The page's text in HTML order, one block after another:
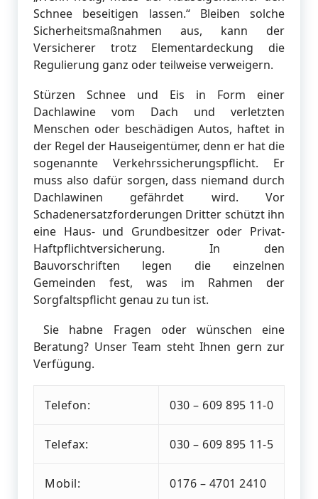
Schnee beseitigen lassen.“ Bleiben solche
Sicherheitsmaßnahmen aus, kann der
Versicherer trotz Elementardeckung die
Regulierung ganz oder teilweise verweigern.
Stürzen Schnee und Eis in Form einer
Dachlawine vom Dach und verletzten
Menschen oder beschädigen Autos, haftet in
der Regel der Hauseigentümer, denn er hat die
sogenannte Verkehrssicherungspflicht. Er
muss also dafür sorgen, dass niemand durch
Dachlawinen gefährdet wird. Vor
Schadenersatzforderungen Dritter schützt ihn
eine Haus- und Grundbesitzer oder Privat-
Haftpflichtversicherung. In den
Bauvorschriften legen die einzelnen
Gemeinden fest, was im Rahmen der
Sorgfaltspflicht genau zu tun ist.
Sie habne Fragen oder wünschen eine
Beratung? Unser Team steht Ihnen gern zur
Verfügung.
Telefon: 030 – 609 895 11-0
Telefax: 030 – 609 895 11-5
Mobil: 0176 – 4701 2410